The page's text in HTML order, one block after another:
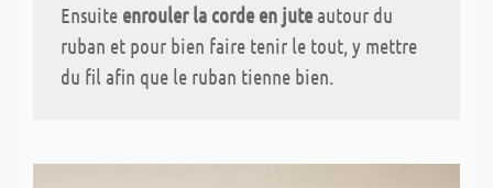
Ensuite enrouler la corde en juteautour du
ruban et pour bien faire tenir le tout, y mettre
du fil afin que le ruban tienne bien.